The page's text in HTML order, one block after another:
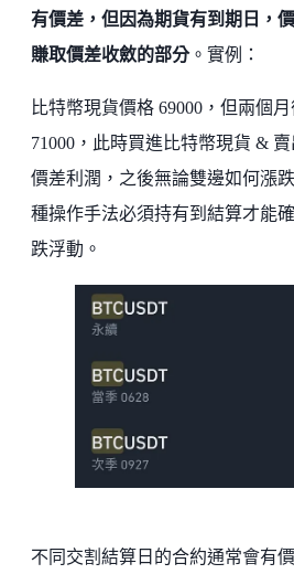
有價差，但因為期貨有到期日，
賺取價差收斂的部分。實例：
比特幣現貨價格 69000，但兩個
71000，此時買進比特幣現貨 &
價差利潤，之後無論雙邊如何漲
種操作手法必須持有到結算才能
跌浮動。
不同交割結算日的合約通常會有